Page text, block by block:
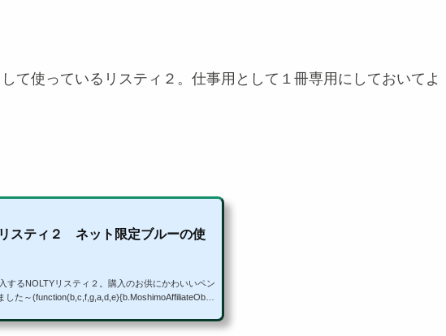
て使っているリスティ２。仕事用として１冊専用にしておいてよ
スティ２ ネット限定ブルーの使
するNOLTYリスティ２。購入のお供にかわいいペン
した～(function(b,c,f,g,a,d,e){b.MoshimoAffiliateObje